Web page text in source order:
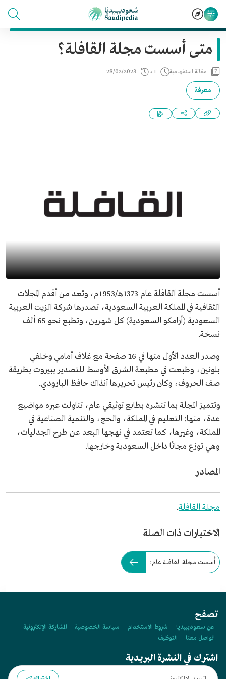
متى أسست مجلة القافلة؟
مقالة استفهامية 1 د 28/02/2023
معرفة
أسست مجلة القافلة عام 1373هـ/1953م، وتعد من أقدم المجلات
الثقافية في المملكة العربية السعودية، تصدرها شركة الزيت العربية
السعودية (أرامكو السعودية) كل شهرين، وتطبع نحو 65 ألف
نسخة.
وصدر العدد الأول منها في 16 صفحة مع غلاف أمامي وخلفي
بلونين، وطبعت في مطبعة الشرق الأوسط للتصدير ببيروت بطريقة
صف الحروف، وكان رئيس تحريرها آنذاك حافظ البارودي.
وتتميز المجلة بما تنشره بطابع توثيقي عام، تناولت عبره مواضيع
عدة، منها: التعليم في المملكة، والحج، والتنمية الصناعية في
المملكة، وغيرها، كما تعتمد في نهجها البعد عن طرح الجدليات،
وهي توزع مجانًا داخل السعودية وخارجها.
المصادر
مجلة القافلة.
الاختبارات ذات الصلة
أُسست مجلة القافلة عام:
تصفح
عن سعوديبيديا شروط الاستخدام سياسة الخصوصية
المشاركة الإلكترونية
تواصل معنا
التوظيف
اشترك في النشرة البريدية